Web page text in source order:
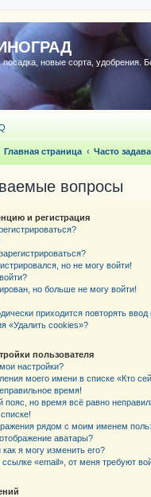
посадка, новые сорта, удобрения.
Главная страница Часто
вопросы
и регистрация
но не могу войти!
но больше не могу войти!
приходится повторять
«Удалить cookies»?
пользователя
настройки?
моего имени в списке «Кто
время!
пояс, но время всё равно
рядом с моим именем
аватары?
как я могу изменить его?
«email», от меня требуют